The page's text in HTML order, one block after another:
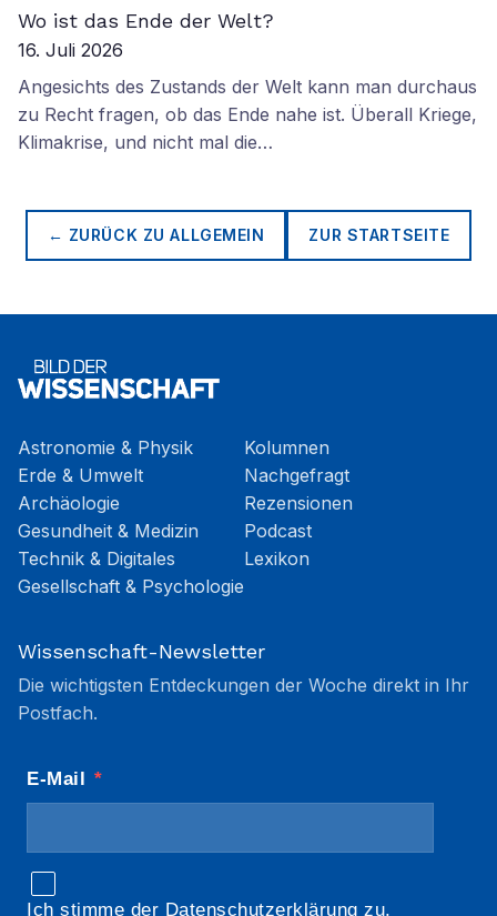
Wo ist das Ende der Welt?
16. Juli 2026
Angesichts des Zustands der Welt kann man durchaus
zu Recht fragen, ob das Ende nahe ist. Überall Kriege,
Klimakrise, und nicht mal die…
← ZURÜCK ZUALLGEMEIN ZUR STARTSEITE
Astronomie & Physik
Erde & Umwelt
Archäologie
Gesundheit & Medizin
Technik & Digitales
Gesellschaft & Psychologie
Kolumnen
Nachgefragt
Rezensionen
Podcast
Lexikon
Wissenschaft-Newsletter
Die wichtigsten Entdeckungen der Woche direkt in Ihr
Postfach.